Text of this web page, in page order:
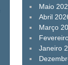
Maio
Abril
Março
Janeiro